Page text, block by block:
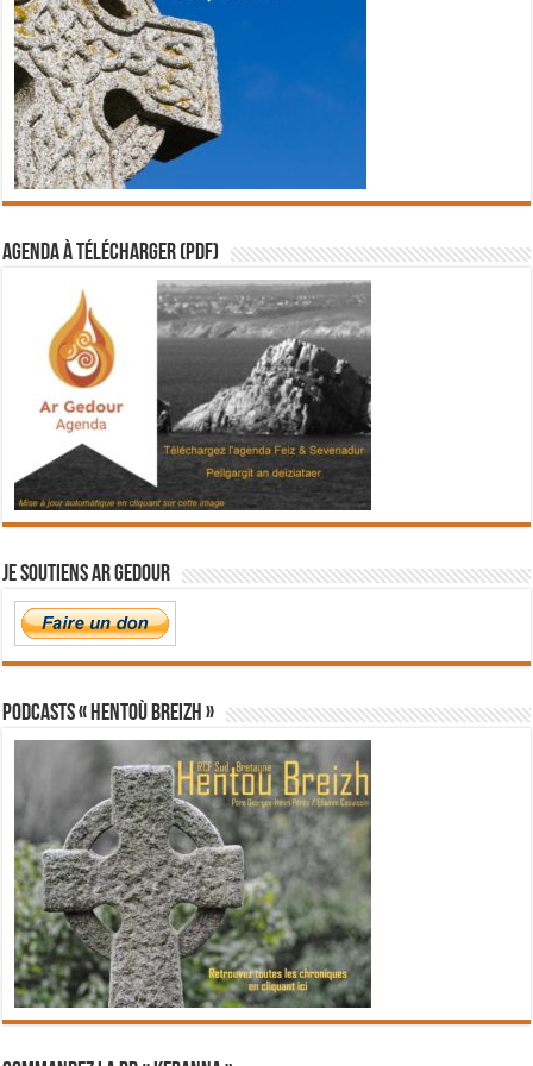
Agenda à télécharger (PDF)
Je soutiens Ar Gedour
PODCASTS « Hentoù Breizh »